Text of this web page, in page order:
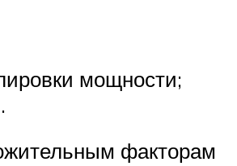
мощности;
факторам